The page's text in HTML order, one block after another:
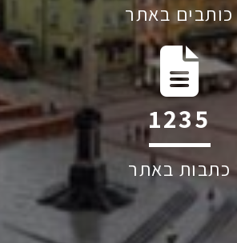
כותבים באתר
1787
כתבות באתר